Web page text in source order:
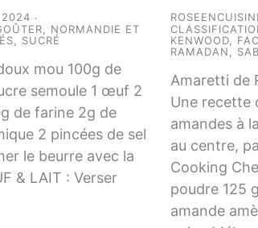
2024
NORMANDIE ET
SUCRÉ
mou 100g de
semoule 1 œuf 2
de farine 2g de
2 pincées de sel
le beurre avec la
& LAIT : Verser
KENWOOD
RAMADAN
Amaretti de
Une recette
amandes à
au centre,
Cooking
poudre 125
amande